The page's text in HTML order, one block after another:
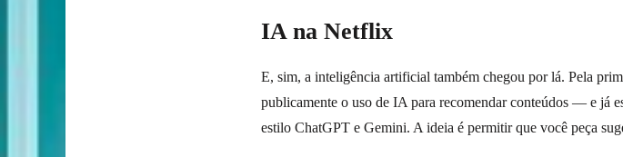
IA na Netflix
E, sim, a inteligência artificial também chegou por lá. Pela
publicamente o uso de IA para recomendar conteúdos — e já
estilo ChatGPT e Gemini. A ideia é permitir que você peça